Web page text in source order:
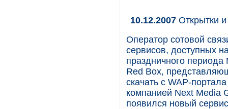
10.12.2007 Открытки
Оператор сотовой
сервисов, доступных
праздничного
Red Box,
скачать с WAP-
компанией Next Media
появился новый